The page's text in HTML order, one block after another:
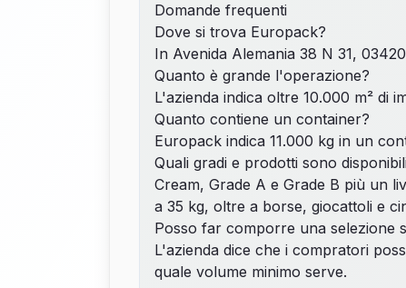
Domande frequenti
Dove si trova Europack?
In Avenida Alemania 38 N 31,
Quanto è grande l'operazione?
L'azienda indica oltre 10.000 m² di
Quanto contiene un container?
Europack indica 11.000 kg in un
Quali gradi e prodotti sono
Cream, Grade A e Grade B più un
a 35 kg, oltre a borse, giocattoli e
Posso far comporre una selezione
L'azienda dice che i compratori
quale volume minimo serve.